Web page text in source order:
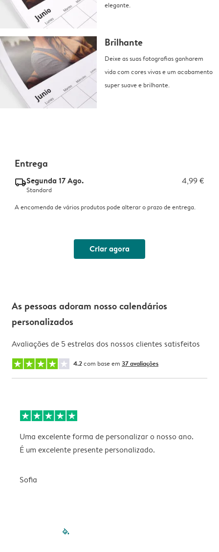
elegante.
Brilhante
Deixe as suas fotografias ganharem
vida com cores vivas e um acabamento
super suave e brilhante.
Entrega
delivery_standard_v2Segunda 17 Ago. 4,99 €
Standard
A encomenda de vários produtos pode alterar o prazo de entrega.
Criar agora
As pessoas adoram nosso calendários
personalizados
Avaliações de 5 estrelas dos nossos clientes satisfeitos
4.2com base em 37 avaliações
Uma excelente forma de personalizar o nosso ano.
É um excelente presente personalizado.
Sofia
filled-pagination